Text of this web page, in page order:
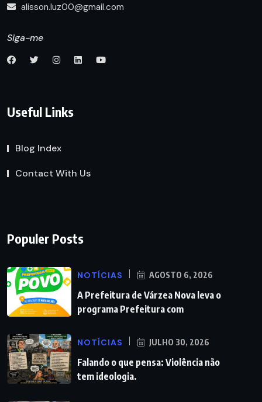
alisson.luz00@gmail.com
Siga-me
Useful Links
Blog Index
Contact With Us
Populer Posts
NOTÍCIAS AGOSTO 6, 2026
A Prefeitura de Várzea Nova leva o
programa Prefeitura com
NOTÍCIAS JULHO 30, 2026
Falando o que pensa: Violência não
tem ideologia.